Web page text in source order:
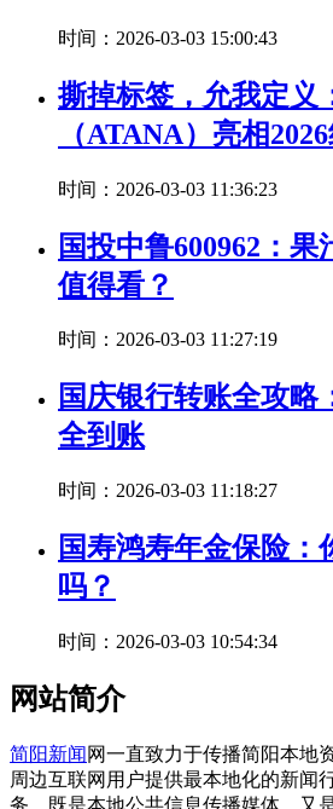
时间：2026-03-03 15:00:43
撕掉标签，允我定义
（ATANA）亮相
时间：2026-03-03 11:36:23
国投中鲁600962：
值得看？
时间：2026-03-03 11:27:19
国庆银行转账全攻略
全到账
时间：2026-03-03 11:18:27
国寿鸿寿年金保险：
吗？
时间：2026-03-03 10:54:34
网站简介
简阳新闻 网一直致力于传播简阳本地
周边互联网用户提供最本地化的新闻
务，既是本地公共信息传播媒体，又